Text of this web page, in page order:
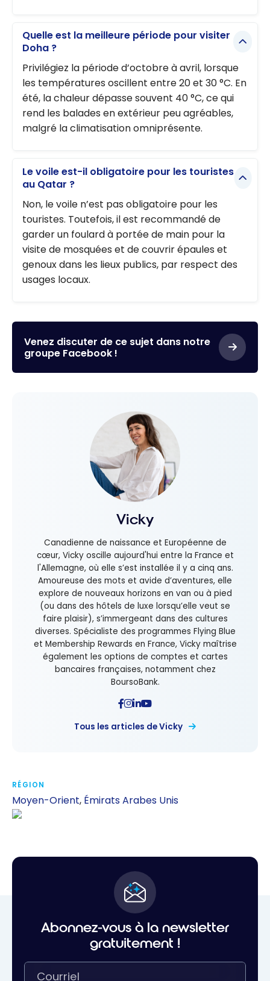
Quelle est la meilleure période pour visiter
Doha ?
Privilégiez la période d’octobre à avril, lorsque
les températures oscillent entre 20 et 30 °C. En
été, la chaleur dépasse souvent 40 °C, ce qui
rend les balades en extérieur peu agréables,
malgré la climatisation omniprésente.
Le voile est-il obligatoire pour les touristes
au Qatar ?
Non, le voile n’est pas obligatoire pour les
touristes. Toutefois, il est recommandé de
garder un foulard à portée de main pour la
visite de mosquées et de couvrir épaules et
genoux dans les lieux publics, par respect des
usages locaux.
Venez discuter de ce sujet dans notre
groupe Facebook !
Vicky
Canadienne de naissance et Européenne de
cœur, Vicky oscille aujourd'hui entre la France et
l'Allemagne, où elle s’est installée il y a cinq ans.
Amoureuse des mots et avide d’aventures, elle
explore de nouveaux horizons en van ou à pied
(ou dans des hôtels de luxe lorsqu’elle veut se
faire plaisir), s’immergeant dans des cultures
diverses. Spécialiste des programmes Flying Blue
et Membership Rewards en France, Vicky maîtrise
également les options de comptes et cartes
bancaires françaises, notamment chez
BoursoBank.
Tous les articles de Vicky
RÉGION
Moyen-Orient, Émirats Arabes Unis
Abonnez-vous à la newsletter
gratuitement !